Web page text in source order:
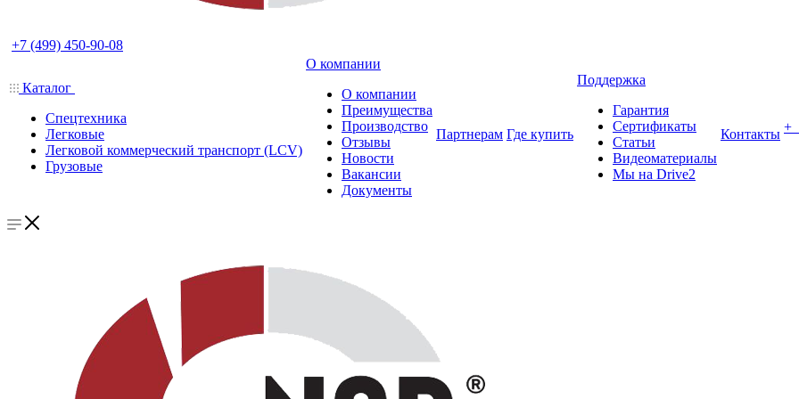
+7 (499) 450-90-08
Каталог
Спецтехника
Легковые
Легковой коммерческий транспорт (LCV)
Грузовые
О компании
О компании
Преимущества
Производство
Отзывы
Новости
Вакансии
Документы
Партнерам Где купить
Поддержка
Гарантия
Сертификаты
Статьи
Видеоматериалы
Мы на Drive2
Контакты +